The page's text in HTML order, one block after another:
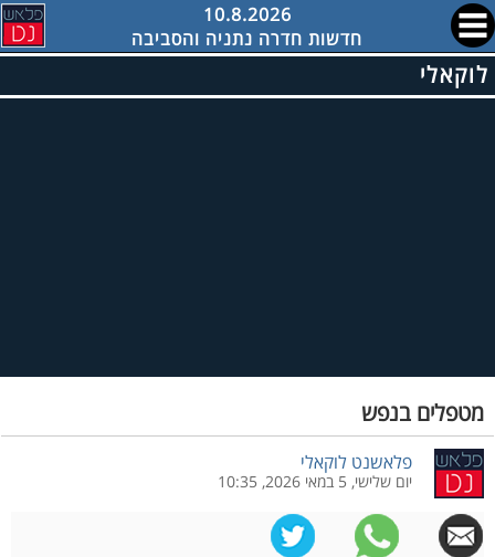
10.8.2026
חדשות חדרה נתניה והסביבה
לוקאלי
מטפלים בנפש
פלאשנט לוקאלי
יום שלישי, 5 במאי 2026, 10:35